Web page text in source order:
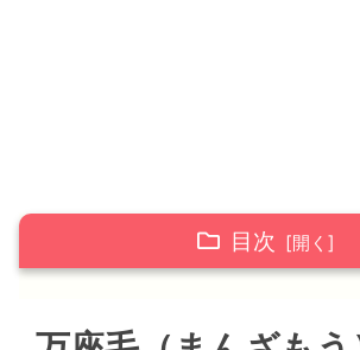
目次
万座毛の名前の由来は？